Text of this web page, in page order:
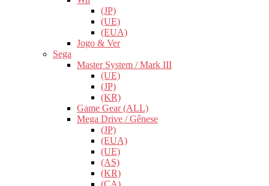
(JP)
(UE)
(EUA)
Jogo & Ver
Sega
Master System / Mark III
(UE)
(JP)
(KR)
Game Gear (ALL)
Mega Drive / Gênese
(JP)
(EUA)
(UE)
(AS)
(KR)